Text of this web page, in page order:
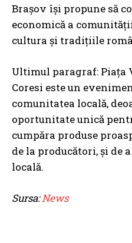
Brașov își propune să
economică a
cultura și tradițiile
Ultimul paragraf: Piața
Coresi este un
comunitatea locală,
oportunitate unică
cumpăra produse
de la producători, și de
locală.
Sursa:News